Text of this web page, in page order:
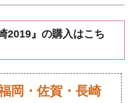
2019』の購入はこち
岡・佐賀・長崎